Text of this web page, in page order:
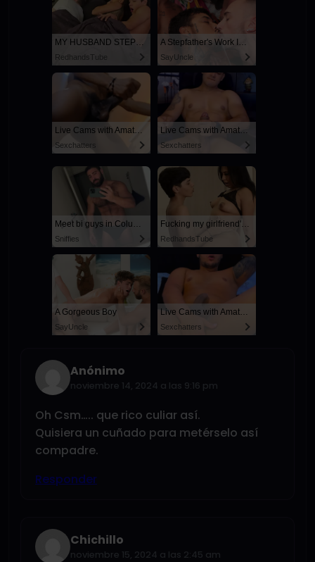
MY HUSBAND STEPSON MISTAKENLY GIVES ME IN THE ASS
RedhandsTube
A Stepfather's Work Is Never Done
SayUncle
Live Cams with Amateur Men
Sexchatters
Live Cams with Amateur Men
Sexchatters
Meet bi guys in Columbus
Sniffies
Fucking my girlfriend's hot mommy by mistake
RedhandsTube
A Gorgeous Boy
SayUncle
Live Cams with Amateur Men
Sexchatters
Anónimo
noviembre 14, 2024 a las 9:16 pm
Oh Csm….. que rico culiar así.
Quisiera un cuñado para metérselo así
compadre.
Responder
Chichillo
noviembre 15, 2024 a las 2:45 am